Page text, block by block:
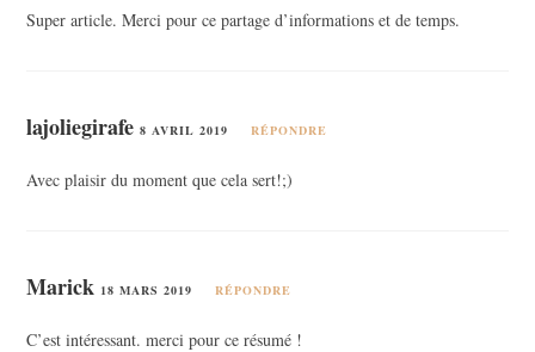
Super article. Merci pour ce partage d’informations et de temps.
lajoliegirafe 8 AVRIL 2019 RÉPONDRE
Avec plaisir du moment que cela sert!;)
Marick 18 MARS 2019 RÉPONDRE
C’est intéressant. merci pour ce résumé !